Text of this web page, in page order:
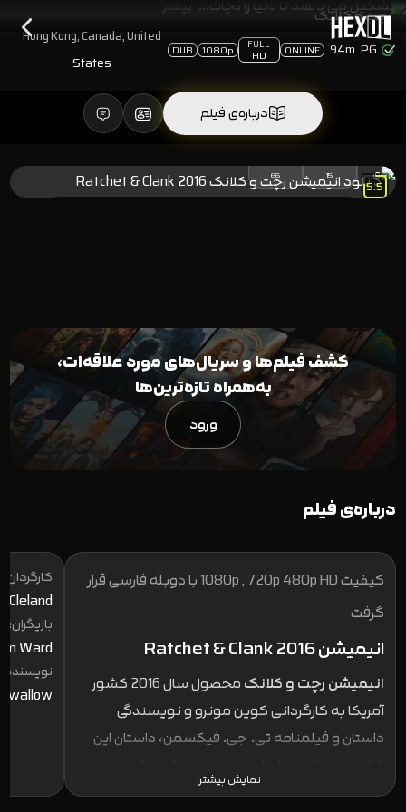
تشکیل می دهند تا دنیا را نجات… بیشتر
PG
94m
ONLINE
FULL
HD
1080p
DUB
Hong Kong, Canada, United
States
درباره‌ی فیلم
5.5
رای 15
66
کشف فیلم‌ها و سریال‌های مورد علاقه‌ات،
به‌همراه تازه‌ترین‌ها
ورود
درباره‌ی فیلم
کیفیت 1080p , 720p 480p HD با دوبله فارسی قرار
گرفت
انیمیشن Ratchet & Clank 2016
انیمیشن رچت و کلانک
محصول سال 2016 کشور
آمریکا به کارگردانی کوین مونرو و نویسندگی
داستان و فیلمنامه تی. جی. فیکسمن، داستان این
ویدئویی رچت و کلانک نیز ساخته شرکت
نمایش بیشتر
کارگردان:
Cleland
بازیگران:
Ward
نویسنده: